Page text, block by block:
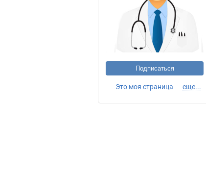
Подписаться
Это моя страница еще...